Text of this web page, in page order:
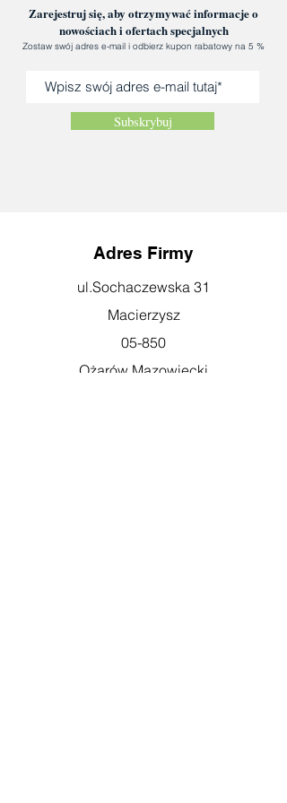
umocniła wówczas swoją pozycję, mogła
wybierać króla, a nawet sama zabiegać o
tron. Mocną stroną publikacji, obok
dobrze opisanych zdjęć, które świetnie
Zarejestruj się, aby otrzymywać informacje o
nowościach i ofertach specjalnych
Zostaw swój adres e-mail i odbierz kupon rabatowy na 5 %
Subskrybuj
Adres Firmy
ul.Sochaczewska 31
Macierzysz
05-850
Ożarów Mazowiecki